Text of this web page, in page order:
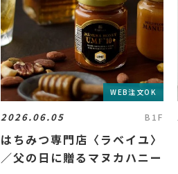
WEB注文OK
2026.06.05 B1F
はちみつ専門店〈ラベイユ〉
／父の日に贈るマヌカハニー